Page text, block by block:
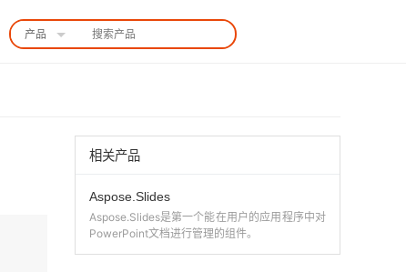
产品
相关产品
Aspose.Slides
Aspose.Slides是第一个能在用户的应用程序中对
PowerPoint文档进行管理的组件。